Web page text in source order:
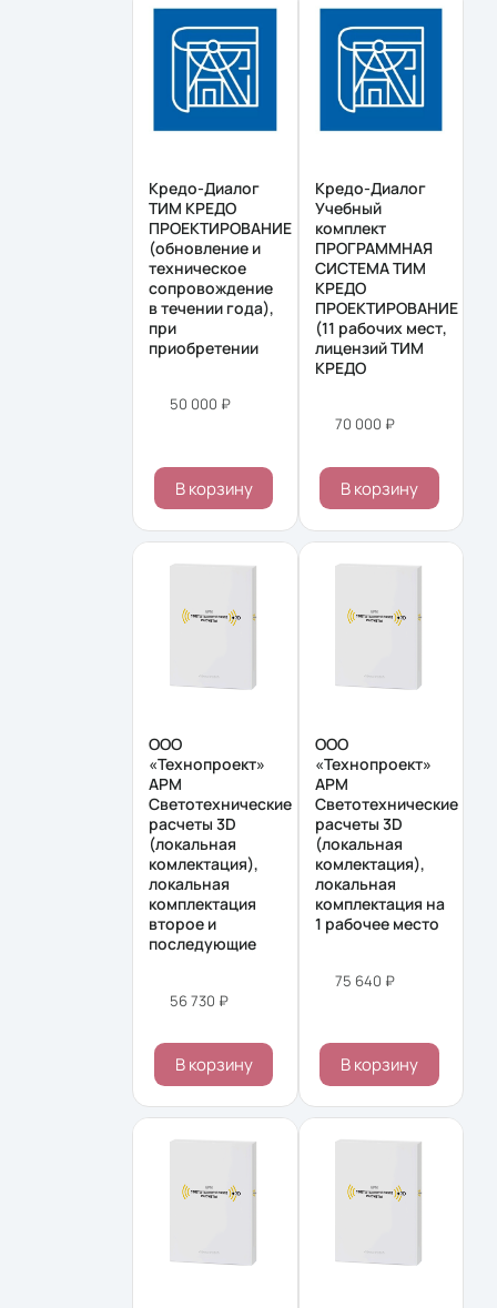
Кредо-Диалог
ТИМ КРЕДО
ПРОЕКТИРОВАНИЕ
(обновление и
техническое
сопровождение
в течении года),
при
приобретении
50 000 ₽
В корзину
Кредо-Диалог
Учебный
комплект
ПРОГРАММНАЯ
СИСТЕМА ТИМ
КРЕДО
ПРОЕКТИРОВАНИЕ
(11 рабочих мест,
лицензий ТИМ
КРЕДО
70 000 ₽
В корзину
ООО
«Технопроект»
АРМ
Cветотехнические
расчеты 3D
(локальная
комлектация),
локальная
комплектация
второе и
последующие
56 730 ₽
В корзину
ООО
«Технопроект»
АРМ
Cветотехнические
расчеты 3D
(локальная
комлектация),
локальная
комплектация на
1 рабочее место
75 640 ₽
В корзину